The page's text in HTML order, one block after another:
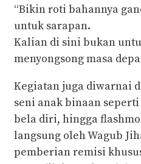
“Bikin roti bahannya
untuk sarapan.
Kalian di sini bukan
menyongsong masa
Kegiatan juga diwarnai
seni anak binaan
bela diri, hingga
langsung oleh Wagub
pemberian remisi